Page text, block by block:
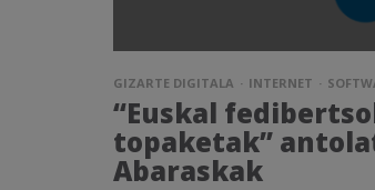
GIZARTE DIGITALA INTERNET
“Euskal
topaketak”
Abaraskak